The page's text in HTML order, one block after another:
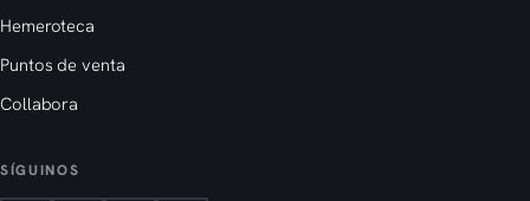
Hemeroteca
Puntos de venta
Collabora
SÍGUINOS